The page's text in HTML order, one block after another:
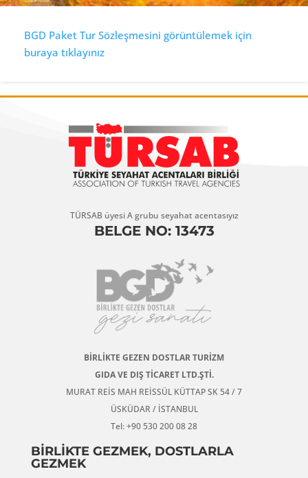
BGD Paket Tur Sözleşmesini görüntülemek için
buraya tıklayınız
TÜRSAB üyesi A grubu seyahat acentasıyız
BELGE NO: 13473
BİRLİKTE GEZEN DOSTLAR TURİZM
GIDA VE DIŞ TİCARET LTD.ŞTİ.
MURAT REİS MAH REİSSÜL KÜTTAP SK 54 / 7
ÜSKÜDAR / İSTANBUL
Tel: +90 530 200 08 28
BİRLİKTE GEZMEK, DOSTLARLA
GEZMEK